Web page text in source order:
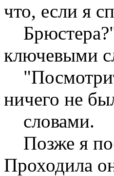
что, если я
ключевыми
ничего не
словами.
Позже я
Проходила